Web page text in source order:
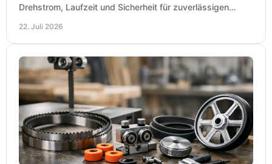
Drehstrom, Laufzeit und Sicherheit für zuverlässigen
22. Juli 2026